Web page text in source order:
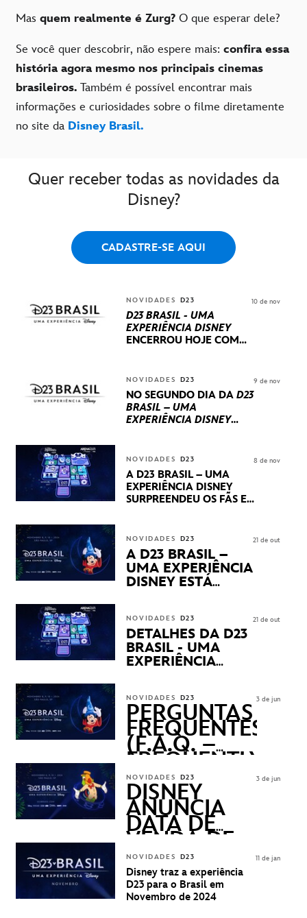
Mas quem realmente é Zurg? O que esperar dele?
Se você quer descobrir, não espere mais: confira essa
história agora mesmo nos principais cinemas
brasileiros. Também é possível encontrar mais
informações e curiosidades sobre o filme diretamente
no site da Disney Brasil.
Quer receber todas as novidades da
Disney?
CADASTRE-SE AQUI
NOVIDADES D23
D23 BRASIL - UMA
EXPERIÊNCIA DISNEY
ENCERROU HOJE COM
INTERNACIONAIS E
PRODUÇÕES BRASILEIRAS
10 de nov
NOVIDADES D23
NO SEGUNDO DIA DA D23
BRASIL – UMA
EXPERIÊNCIA DISNEY
STUDIOS REVELARAM
PRÉVIAS E NOVIDADES
DOS SEUS PRÓXIMOS
LANÇAMENTOS
9 de nov
NOVIDADES D23
A D23 BRASIL – UMA
EXPERIÊNCIA DISNEY
SURPREENDEU OS FÃS EM
APRESENTAÇÕES E
PRODUTOS EXCLUSIVOS
NO TRANSAMÉRICA EXPO
CENTER EM SÃO PAULO
8 de nov
NOVIDADES D23
A D23 BRASIL –
UMA EXPERIÊNCIA
DISNEY ESTÁ
21 de out
NOVIDADES D23
DETALHES DA D23
BRASIL - UMA
EXPERIÊNCIA
21 de out
NOVIDADES D23
PERGUNTAS
FREQUENTES
(F.A.Q. –
FREQUENTLY
ASKED
QUESTIONS)
3 de jun
NOVIDADES D23
DISNEY
ANUNCIA
DATA DE
VENDA DE
INGRESSOS
PARA A D23
BRASIL -
UMA
3 de jun
NOVIDADES D23
Disney traz a experiência
D23 para o Brasil em
Novembro de 2024
11 de jan